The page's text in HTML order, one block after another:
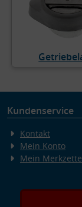
Kundenservice
Kontakt
Mein Konto
Mein